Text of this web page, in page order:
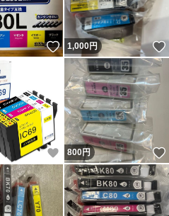
いいね！
1,000円
いいね！
800円